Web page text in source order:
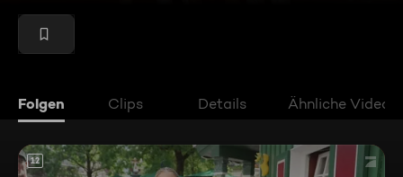
Folgen Clips Details Ähnliche Videos
12